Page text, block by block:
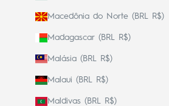
Macedônia do Norte (BRL R$)
Madagascar (BRL R$)
Malásia (BRL R$)
Malaui (BRL R$)
Maldivas (BRL R$)